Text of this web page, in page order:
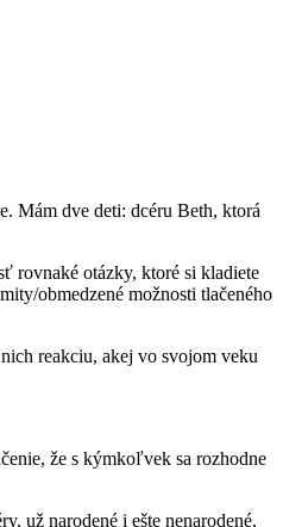
Mám dve deti: dcéru Beth, ktorá
rovnaké otázky, ktoré si kladiete
obmedzené možnosti tlačeného
reakciu, akej vo svojom veku
že s kýmkoľvek sa rozhodne
už narodené i ešte nenarodené,